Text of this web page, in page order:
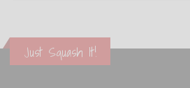
Just Squash It!